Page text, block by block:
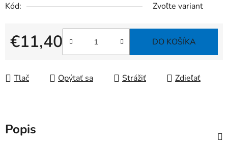
Kód:
Zvoľte variant
€11,40
Jednotková cena:
DO KOŠÍKA
Tlač Opýtať sa Strážiť Zdieľať
Popis